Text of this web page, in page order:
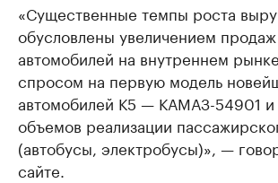
«Существенные темпы роста
обусловлены увеличением
автомобилей на внутреннем
спросом на первую модель
автомобилей К5 — КАМАЗ-54901 и
объемов реализации
(автобусы, электробусы)», —
сайте.